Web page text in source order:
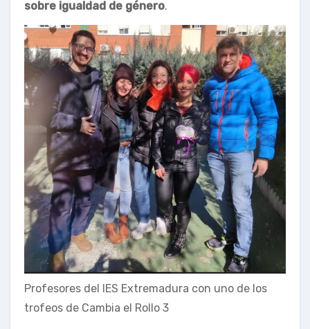
sobre igualdad de género.
Profesores del IES Extremadura con uno de los
trofeos de Cambia el Rollo 3